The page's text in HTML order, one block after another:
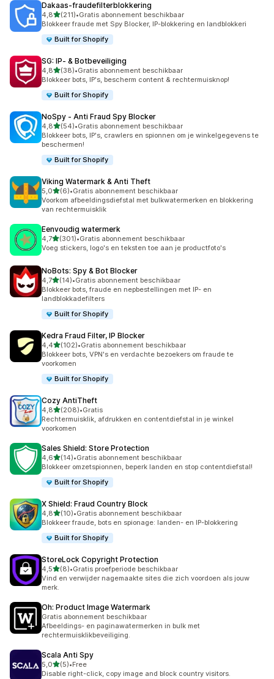
Dakaas‑fraudefilterblokkering
4,8van 5 sterren
(211)
211 recensies in totaal
•Gratis abonnement beschikbaar
Blokkeer fraude met Spy Blocker, IP-blokkering en landblokkeri
Built for Shopify
SG: IP‑ & Botbeveiliging
4,8van 5 sterren
(38)
38 recensies in totaal
•Gratis abonnement beschikbaar
Blokkeer bots, IP's, bescherm content & rechtermuisknop!
Built for Shopify
NoSpy ‑ Anti Fraud Spy Blocker
4,8van 5 sterren
(54)
54 recensies in totaal
•Gratis abonnement beschikbaar
Blokkeer bots, IP's, crawlers en spionnen om je winkelgegevens te
beschermen!
Built for Shopify
Viking Watermark & Anti Theft
5,0van 5 sterren
(6)
6 recensies in totaal
•Gratis abonnement beschikbaar
Voorkom afbeeldingsdiefstal met bulkwatermerken en blokkering
van rechtermuisklik
Eenvoudig watermerk
4,7van 5 sterren
(301)
301 recensies in totaal
•Gratis abonnement beschikbaar
Voeg stickers, logo's en teksten toe aan je productfoto's
NoBots: Spy & Bot Blocker
4,7van 5 sterren
(14)
14 recensies in totaal
•Gratis abonnement beschikbaar
Blokkeer bots, fraude en nepbestellingen met IP- en
landblokkadefilters
Built for Shopify
Kedra Fraud Filter, IP Blocker
4,4van 5 sterren
(102)
102 recensies in totaal
•Gratis abonnement beschikbaar
Blokkeer bots, VPN's en verdachte bezoekers om fraude te
voorkomen
Built for Shopify
Cozy AntiTheft
4,8van 5 sterren
(208)
208 recensies in totaal
•Gratis
Rechtermuisklik, afdrukken en contentdiefstal in je winkel
voorkomen
Sales Shield: Store Protection
4,6van 5 sterren
(14)
14 recensies in totaal
•Gratis abonnement beschikbaar
Blokkeer omzetspionnen, beperk landen en stop contentdiefstal!
Built for Shopify
X Shield: Fraud Country Block
4,8van 5 sterren
(10)
10 recensies in totaal
•Gratis abonnement beschikbaar
Blokkeer fraude, bots en spionage: landen- en IP-blokkering
Built for Shopify
StoreLock Copyright Protection
4,5van 5 sterren
(8)
8 recensies in totaal
•Gratis proefperiode beschikbaar
Vind en verwijder nagemaakte sites die zich voordoen als jouw
merk.
Oh: Product Image Watermark
Gratis abonnement beschikbaar
Afbeeldings- en paginawatermerken in bulk met
rechtermuisklikbeveiliging.
Scala Anti Spy
5,0van 5 sterren
(5)
5 recensies in totaal
•Free
Disable right-click, copy image and block country visitors.